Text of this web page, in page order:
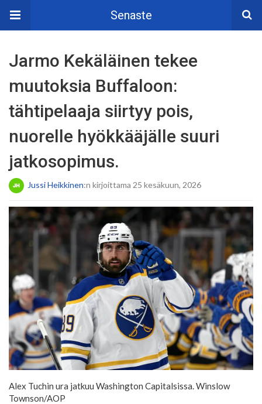
Senaste
Jarmo Kekäläinen tekee
muutoksia Buffaloon:
tähtipelaaja siirtyy pois,
nuorelle hyökkääjälle suuri
jatkosopimus.
Jussi Heikkinen:n kirjoittama 25 kesäkuun, 2026
Alex Tuchin ura jatkuu Washington Capitalsissa.Winslow
Townson/AOP